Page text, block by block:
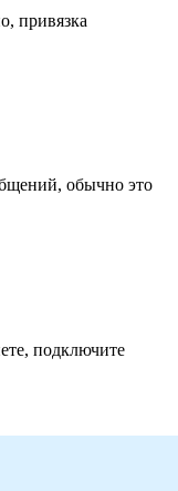
привязка
обычно это
подключите